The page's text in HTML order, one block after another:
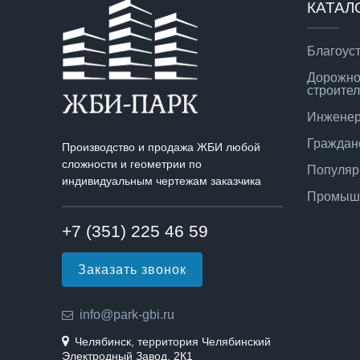
Производство и продажа ЖБИ любой
сложности и геометрии по
индивидуальным чертежам заказчика
+7 (351) 225 46 59
Заказать звонок
info@park-gbi.ru
Челябинск, территория Челябинский
Электродный Завод, 2К1